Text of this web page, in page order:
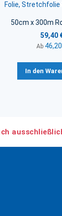
Folie,
50cm x 300m
59,40
Ab
In den